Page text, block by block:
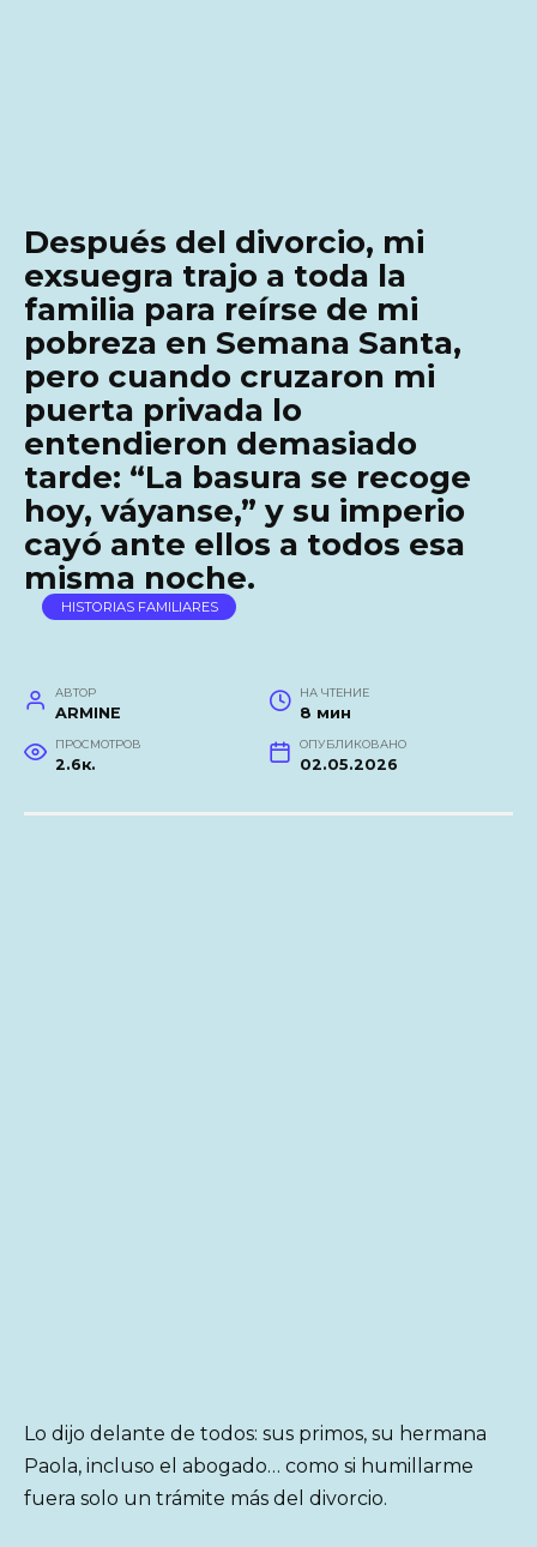
Después del divorcio, mi
exsuegra trajo a toda la
familia para reírse de mi
pobreza en Semana Santa,
pero cuando cruzaron mi
puerta privada lo
entendieron demasiado
tarde: “La basura se recoge
hoy, váyanse,” y su imperio
cayó ante ellos a todos esa
misma noche.
HISTORIAS FAMILIARES
АВТОР
ARMINE
НА ЧТЕНИЕ
8 мин
ПРОСМОТРОВ
2.6к.
ОПУБЛИКОВАНО
02.05.2026
Lo dijo delante de todos: sus primos, su hermana
Paola, incluso el abogado… como si humillarme
fuera solo un trámite más del divorcio.